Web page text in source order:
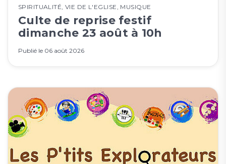
SPIRITUALITÉ ,VIE DE L'EGLISE MUSIQUE
Culte de reprise festif
dimanche 23 août à 10h
Publié le 06 août 2026